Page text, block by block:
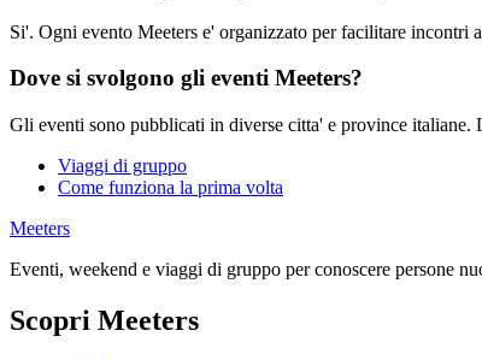
Si'. Ogni evento Meeters e' organizzato per facilitare incontri
Dove si svolgono gli eventi Meeters?
Gli eventi sono pubblicati in diverse citta' e province
Viaggi di gruppo
Come funziona la prima volta
Meeters
Eventi, weekend e viaggi di gruppo per conoscere persone
Scopri Meeters